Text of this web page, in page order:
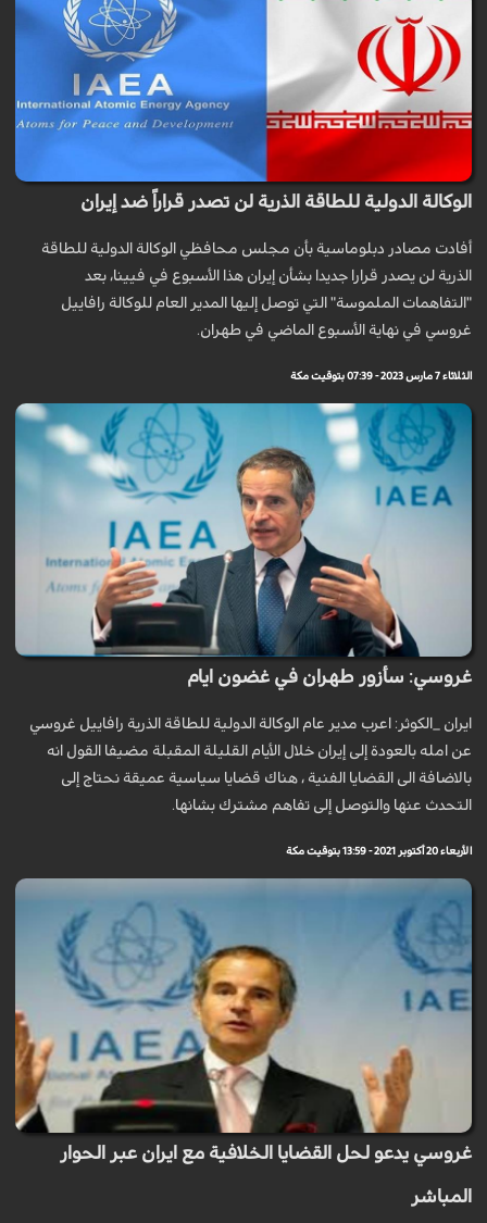
الوكالة الدولية للطاقة الذرية لن تصدر قراراً ضد إيران
أفادت مصادر دبلوماسية بأن مجلس محافظي الوكالة الدولية للطاقة
الذرية لن يصدر قرارا جديدا بشأن إيران هذا الأسبوع في فيينا، بعد
"التفاهمات الملموسة" التي توصل إليها المدير العام للوكالة رافاييل
غروسي في نهاية الأسبوع الماضي في طهران.
الثلاثاء 7 مارس 2023 - 07:39 بتوقيت مكة
غروسي: سأزور طهران في غضون ايام
ايران _الكوثر: اعرب مدير عام الوكالة الدولية للطاقة الذرية رافاييل غروسي
عن امله بالعودة إلى إيران خلال الأيام القليلة المقبلة مضيفا القول انه
بالاضافة الى القضايا الفنية ، هناك قضايا سياسية عميقة نحتاج إلى
التحدث عنها والتوصل إلى تفاهم مشترك بشانها.
الأربعاء 20 أكتوبر 2021 - 13:59 بتوقيت مكة
غروسي يدعو لحل القضايا الخلافية مع ايران عبر الحوار
المباشر